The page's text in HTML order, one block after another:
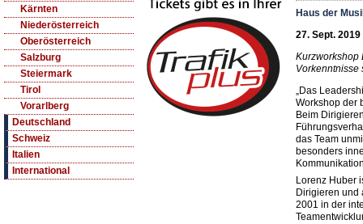
Kärnten
Niederösterreich
Oberösterreich
Salzburg
Steiermark
Tirol
Vorarlberg
Deutschland
Schweiz
Italien
International
Haus der
27. Sept. 2019
Kurzworkshop
Vorkenntnisse
„Das
Workshop der
Beim
das Team
besonders
Lorenz Huber
Dirigieren und
2001 in der